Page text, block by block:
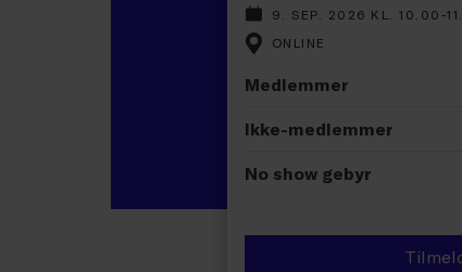
9. SEP. 2026 KL. 10.00-
ONLINE
Medlemmer
Ikke-medlemmer
No show gebyr